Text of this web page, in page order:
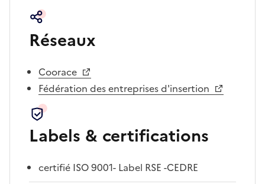
Réseaux
Coorace
Fédération des entreprises d'insertion
Labels & certifications
certifié ISO 9001- Label RSE -CEDRE